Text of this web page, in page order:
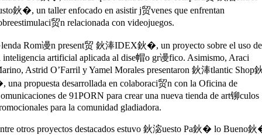
鈥�, un taller enfocado en asistir j贸venes que enfrentan
贸n relacionada con videojuegos.
Rom谩n present贸 鈥淎IDEX鈥�, un proyecto sobre el uso de
inteligencia artificial aplicada al dise帽o gr谩fico. Asimismo, Araci
Astrid O’Farril y Yamel Morales presentaron 鈥淎tlantic Shop
una propuesta desarrollada en colaboraci贸n con la Oficina de
de 91PORN para crear una nueva tienda de art铆culos
para la comunidad gladiadora.
otros proyectos destacados estuvo 鈥淧uesto Pa鈥� lo Bueno